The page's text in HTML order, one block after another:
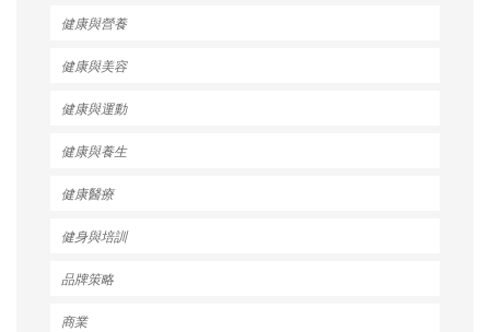
健康與營養
健康與美容
健康與運動
健康與養生
健康醫療
健身與培訓
品牌策略
商業